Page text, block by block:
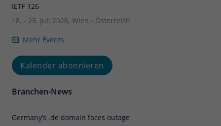
IETF 126
18. - 25. Juli 2026, Wien - Österreich
Mehr Events
Kalender abonnieren
Branchen-News
Germany’s .de domain faces outage